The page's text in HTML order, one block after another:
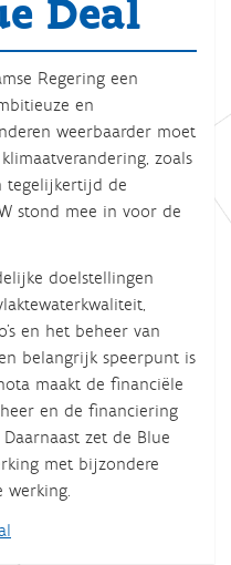
Deal
Regering een
en
weerbaarder moet
zoals
tegelijkertijd de
stond mee in voor de
doelstellingen
en het beheer van
belangrijk speerpunt is
maakt de financiële
en de financiering
zet de Blue
met bijzondere
werking.